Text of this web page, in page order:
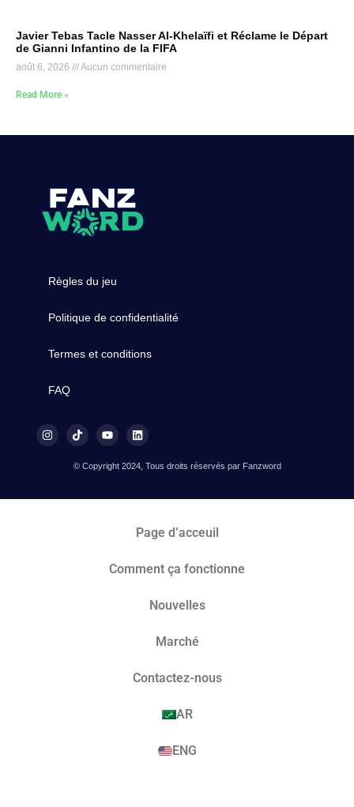
Javier Tebas Tacle Nasser Al-Khelaïfi et Réclame le Départ
de Gianni Infantino de la FIFA
août 6, 2026 Aucun commentaire
Read More »
Règles du jeu
Politique de confidentialité
Termes et conditions
FAQ
© Copyright 2024, Tous droits réservés par Fanzword
Page d’acceuil
Comment ça fonctionne
Nouvelles
Marché​
Contactez-nous
AR
ENG